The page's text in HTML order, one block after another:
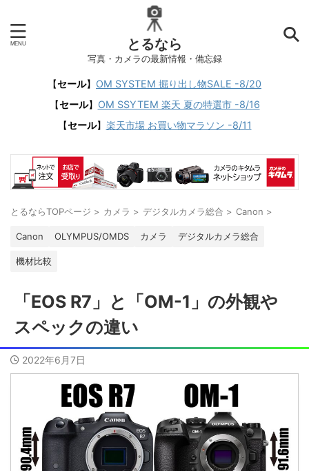
とるなら
写真・カメラの最新情報・備忘録
【セール】 OM SYSTEM 掘り出し物SALE -8/20
【セール】 OM SSYTEM 楽天 夏の特選市 -8/16
【セール】 楽天市場 お買い物マラソン -8/11
とるならTOPページ > カメラ > デジタルカメラ総合 > Canon >
Canon OLYMPUS/OMDS カメラ デジタルカメラ総合
機材比較
「EOS R7」と「OM-1」の外観や
スペックの違い
2022年6月7日